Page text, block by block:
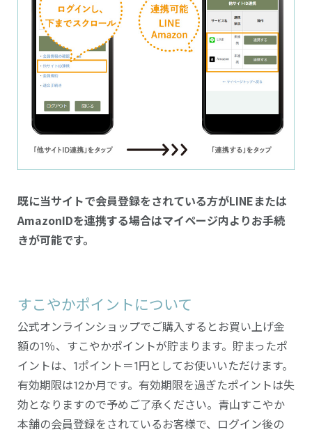
既に当サイトで会員登録をされている方がLINEまたは
AmazonIDを連携する場合はマイページ内よりお手続
きが可能です。
すこやかポイントについて
公式オンラインショップでご購入するとお買い上げ金
額の1％、すこやかポイントが貯まります。貯まったポ
イントは、1ポイント＝1円としてお使いいただけます。
有効期限は12か月です。有効期限を過ぎたポイントは失
効となりますので予めご了承ください。青山すこやか
本舗の会員登録をされているお客様で、ログイン後の